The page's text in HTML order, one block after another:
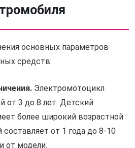
основных параметров
средств:
Электромотоцикл
от 3 до 8 лет. Детский
более широкий возрастной
составляет от 1 года до 8-10
от модели.